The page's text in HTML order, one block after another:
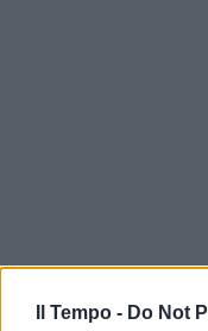
Il Tempo - Do Not